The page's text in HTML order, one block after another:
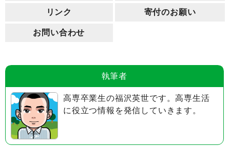
リンク 寄付のお願い
お問い合わせ
執筆者
高専卒業生の福沢英世です。高専生活
に役立つ情報を発信していきます。